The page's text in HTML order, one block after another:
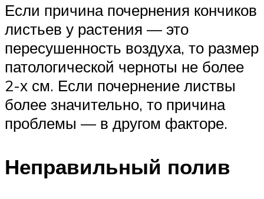
Если причина почернения кончиков
листьев у растения — это
пересушенность воздуха, то размер
патологической черноты не более
2-х см. Если почернение листвы
более значительно, то причина
проблемы — в другом факторе.
Неправильный полив